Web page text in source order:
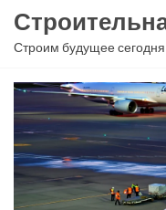
Перейти
Строим будущее сегодня